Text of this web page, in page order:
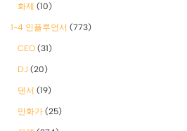
화제 (10)
1-4 인플루언서 (773)
CEO (31)
DJ (20)
댄서 (19)
만화가 (25)